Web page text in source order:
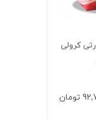
کرولی
تومان